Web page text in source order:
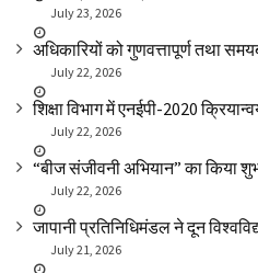
July 23, 2026
अधिकारियों को गुणवत्तापूर्ण तथा
July 22, 2026
शिक्षा विभाग में एनईपी-2020
July 22, 2026
“बीज संजीवनी अभियान” का किया
July 22, 2026
जापानी प्रतिनिधिमंडल ने दून
July 21, 2026